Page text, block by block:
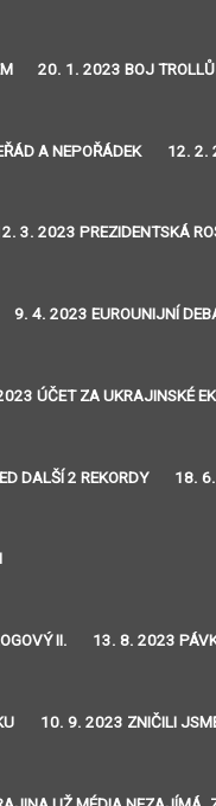
20. 1. 2023 BOJ TROLLŮ
A NEPOŘÁDEK 12. 2.
3. 2023 PREZIDENTSKÁ
9. 4. 2023 EUROUNIJNÍ
ÚČET ZA UKRAJINSKÉ
DALŠÍ 2 REKORDY 18.
II. 13. 8. 2023
10. 9. 2023 ZNIČILI